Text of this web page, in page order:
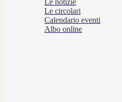
Le notizie
Le circolari
Calendario eventi
Albo online